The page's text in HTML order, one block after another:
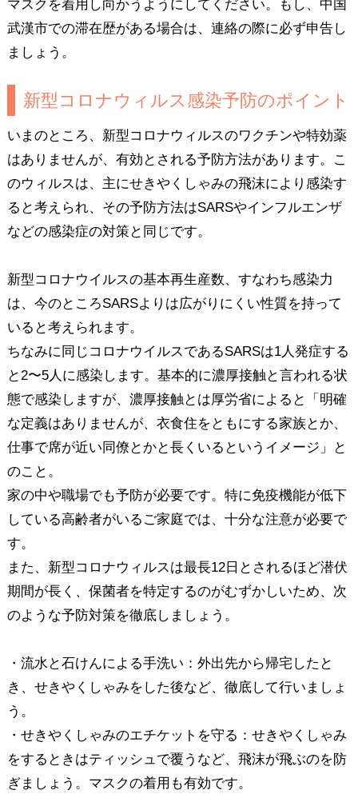
マスクを着用し向かうようにしてください。もし、中国
武漢市での滞在歴がある場合は、連絡の際に必ず申告し
ましょう。
新型コロナウィルス感染予防のポイント
いまのところ、新型コロナウィルスのワクチンや特効薬
はありませんが、有効とされる予防方法があります。こ
のウィルスは、主にせきやくしゃみの飛沫により感染す
ると考えられ、その予防方法はSARSやインフルエンザ
などの感染症の対策と同じです。
新型コロナウイルスの基本再生産数、すなわち感染力
は、今のところSARSよりは広がりにくい性質を持って
いると考えられます。
ちなみに同じコロナウイルスであるSARSは1人発症する
と2〜5人に感染します。基本的に濃厚接触と言われる状
態で感染しますが、濃厚接触とは厚労省によると「明確
な定義はありませんが、衣食住をともにする家族とか、
仕事で席が近い同僚とかと長くいるというイメージ」と
のこと。
家の中や職場でも予防が必要です。特に免疫機能が低下
している高齢者がいるご家庭では、十分な注意が必要で
す。
また、新型コロナウィルスは最長12日とされるほど潜伏
期間が長く、保菌者を特定するのがむずかしいため、次
のような予防対策を徹底しましょう。
・流水と石けんによる手洗い：外出先から帰宅したと
き、せきやくしゃみをした後など、徹底して行いましょ
う。
・せきやくしゃみのエチケットを守る：せきやくしゃみ
をするときはティッシュで覆うなど、飛沫が飛ぶのを防
ぎましょう。マスクの着用も有効です。